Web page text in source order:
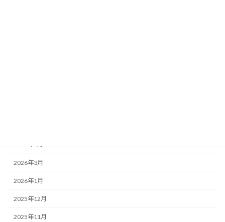
2026年4月
2026年3月
2026年1月
2025年12月
2025年11月